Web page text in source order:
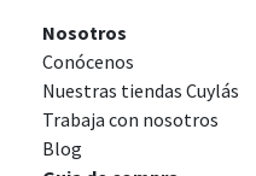
Nosotros
Conócenos
Nuestras tiendas Cuylás
Trabaja con nosotros
Blog